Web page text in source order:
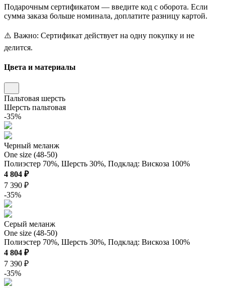
Подарочным сертификатом — введите код с оборота. Если
сумма заказа больше номинала, доплатите разницу картой.
⚠️ Важно: Сертификат действует на одну покупку и не
делится.
Цвета и материалы
Пальтовая шерсть
Шерсть пальтовая
-35%
Черный меланж
One size (48-50)
Полиэстер 70%, Шерсть 30%, Подклад: Вискоза 100%
4 804 ₽
7 390 ₽
-35%
Серый меланж
One size (48-50)
Полиэстер 70%, Шерсть 30%, Подклад: Вискоза 100%
4 804 ₽
7 390 ₽
-35%